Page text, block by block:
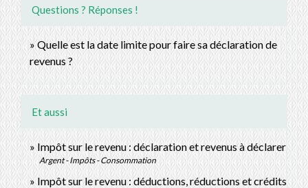
Questions ? Réponses !
Quelle est la date limite pour faire sa déclaration de
revenus ?
Et aussi
Impôt sur le revenu : déclaration et revenus à déclarer
Argent - Impôts - Consommation
Impôt sur le revenu : déductions, réductions et crédits